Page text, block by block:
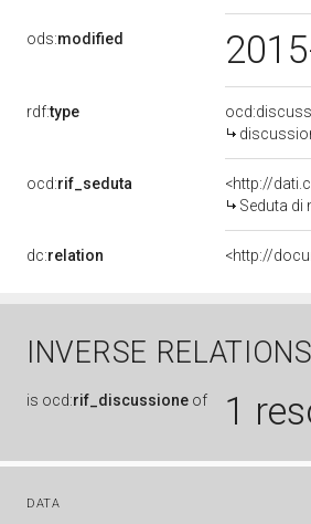
ods:modified
rdf:type
ocd:rif_seduta
<http://
Seduta di
dc:relation
INVERSE RELATIONS
is ocd:rif_discussione of 1
DATA